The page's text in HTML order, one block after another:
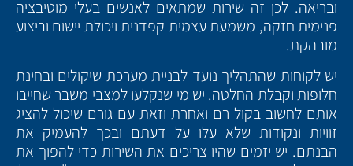
ובריאה. לכן זה שירות שמתאים לאנשים בעלי מוטיבציה
פנימית חזקה, משמעת עצמית קפדנית ויכולת יישום וביצוע
מובהקת.
יש לקוחות שהתהליך נועד לבניית מערכת שיקולים ובחינת
חלופות וקבלת החלטה. יש מי שנקלעו למצבי משבר שחייבו
אותם לחשוב בקול רם ואחרת וזאת עם גורם שיכול להציג
זוויות ונקודות שלא עלו על דעתם ובכך להעמיק את
הבנתם. יש יזמים שהיו צריכים את השירות כדי להפוך את